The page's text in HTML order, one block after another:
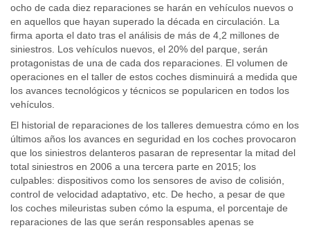
ocho de cada diez reparaciones se harán en vehículos nuevos o
en aquellos que hayan superado la década en circulación. La
firma aporta el dato tras el análisis de más de 4,2 millones de
siniestros. Los vehículos nuevos, el 20% del parque, serán
protagonistas de una de cada dos reparaciones. El volumen de
operaciones en el taller de estos coches disminuirá a medida que
los avances tecnológicos y técnicos se popularicen en todos los
vehículos.
El historial de reparaciones de los talleres demuestra cómo en los
últimos años los avances en seguridad en los coches provocaron
que los siniestros delanteros pasaran de representar la mitad del
total siniestros en 2006 a una tercera parte en 2015; los
culpables: dispositivos como los sensores de aviso de colisión,
control de velocidad adaptativo, etc. De hecho, a pesar de que
los coches mileuristas suben cómo la espuma, el porcentaje de
reparaciones de las que serán responsables apenas se